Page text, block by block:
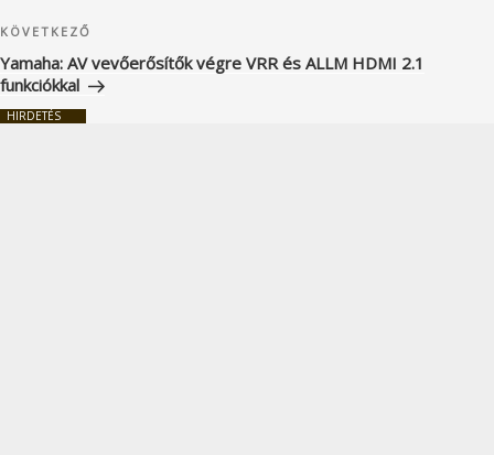
Következő
bejegyzés
KÖVETKEZŐ
Yamaha: AV vevőerősítők végre VRR és ALLM HDMI 2.1
funkciókkal
HIRDETÉS